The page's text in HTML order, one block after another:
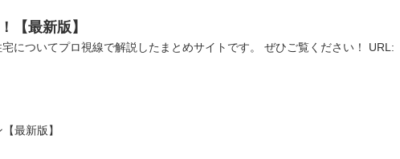
【最新版】
についてプロ視線で解説したまとめサイトです。 ぜひご覧ください！ URL:
最新版】